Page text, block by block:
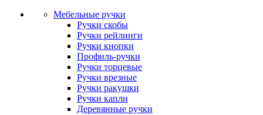
Мебельные ручки
Ручки скобы
Ручки рейлинги
Ручки кнопки
Профиль-ручки
Ручки торцевые
Ручки врезные
Ручки ракушки
Ручки капли
Деревянные ручки